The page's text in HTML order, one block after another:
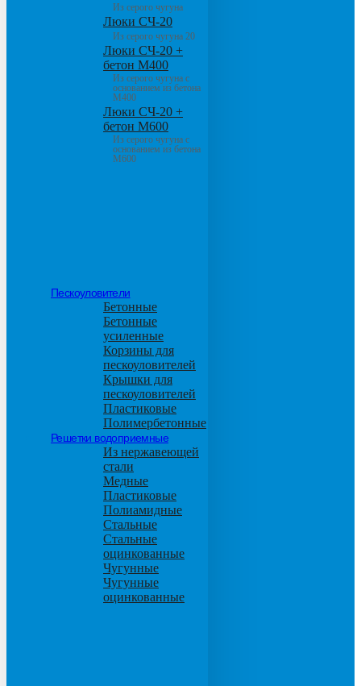
Из серого чугуна
Люки СЧ-20
Из серого чугуна 20
Люки СЧ-20 +
бетон М400
Из серого чугуна с
основанием из бетона
М400
Люки СЧ-20 +
бетон М600
Из серого чугуна с
основанием из бетона
М600
Пескоуловители
Бетонные
Бетонные
усиленные
Корзины для
пескоуловителей
Крышки для
пескоуловителей
Пластиковые
Полимербетонные
Решетки водоприемные
Из нержавеющей
стали
Медные
Пластиковые
Полиамидные
Стальные
Стальные
оцинкованные
Чугунные
Чугунные
оцинкованные